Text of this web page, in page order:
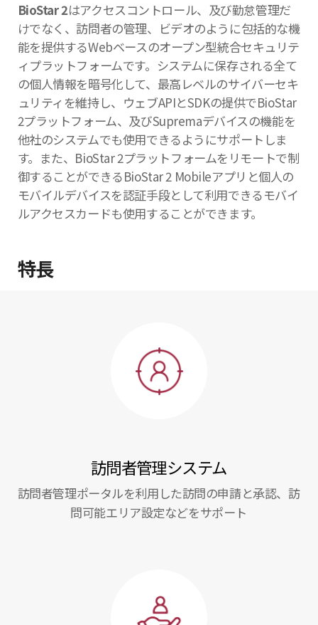
BioStar 2はアクセスコントロール、及び勤怠管理だ
けでなく、訪問者の管理、ビデオのように包括的な機
能を提供するWebベースのオープン型統合セキュリテ
ィプラットフォームです。システムに保存される全て
の個人情報を暗号化して、最高レベルのサイバーセキ
ュリティを維持し、ウェブAPIとSDKの提供でBioStar
2プラットフォーム、及びSupremaデバイスの機能を
他社のシステムでも使用できるようにサポートしま
す。また、BioStar 2プラットフォームをリモートで制
御することができるBioStar 2 Mobileアプリと個人の
モバイルデバイスを認証手段として利用できるモバイ
ルアクセスカードも使用することができます。
特長
訪問者管理システム
訪問者管理ポータルを利用した訪問の申請と承認、訪
問可能エリア設定などをサポート